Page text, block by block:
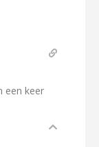
een keer